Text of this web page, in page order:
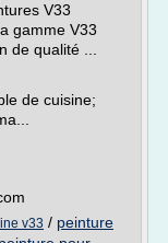
V33
gamme V33
de qualité ...
de cuisine;
v33 / peinture